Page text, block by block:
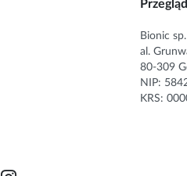
Bionic
al.
80-309
NIP:
KRS: